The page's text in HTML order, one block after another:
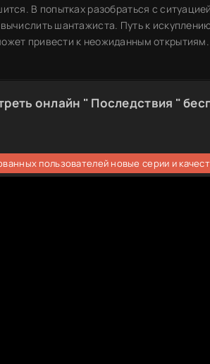
В попытках разобраться с
шантажиста. Путь к
привести к неожиданным открытиям.
онлайн " Последствия "
пользователей новые серии и